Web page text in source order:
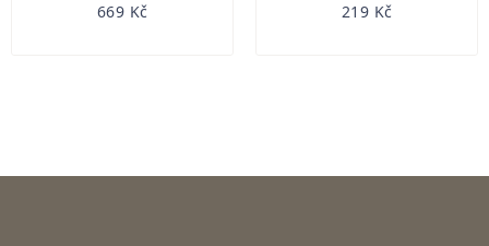
669 Kč 219 Kč